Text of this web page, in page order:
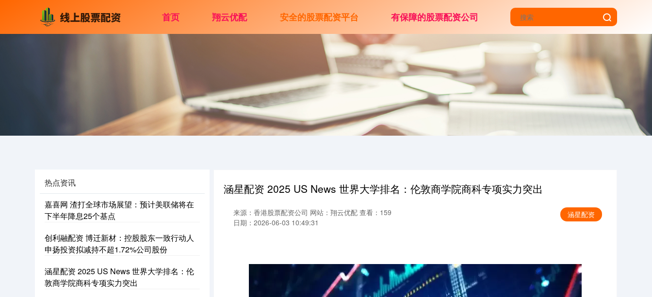
首页 翔云优配 安全的股票配资平台 有保障的股票配资公司
涵星配资 2025 US News 世界大学排名：伦敦商学院商科专项实力突出
涵星配资
来源：香港股票配资公司 网站：翔云优配 查看：159
日期：2026-06-03 10:49:31
热点资讯
嘉喜网 渣打全球市场展望：预计美联储将在
下半年降息25个基点
创利融配资 博迁新材：控股股东一致行动人
申扬投资拟减持不超1.72%公司股份
涵星配资 2025 US News 世界大学排名：伦
敦商学院商科专项实力突出